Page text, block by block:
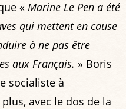
« Marine Le Pen a été
qui mettent en cause
à ne pas être
aux Français. » Boris
socialiste à
plus, avec le dos de la